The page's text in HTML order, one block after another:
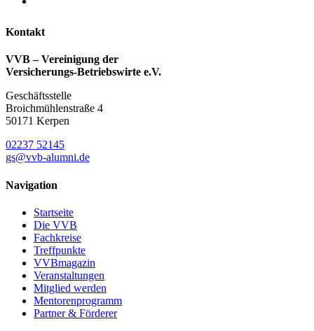
Kontakt
VVB – Vereinigung der
Versicherungs-Betriebswirte e.V.
Geschäftsstelle
Broichmühlenstraße 4
50171 Kerpen
02237 52145
gs@vvb-alumni.de
Navigation
Startseite
Die VVB
Fachkreise
Treffpunkte
VVBmagazin
Veranstaltungen
Mitglied werden
Mentorenprogramm
Partner & Förderer